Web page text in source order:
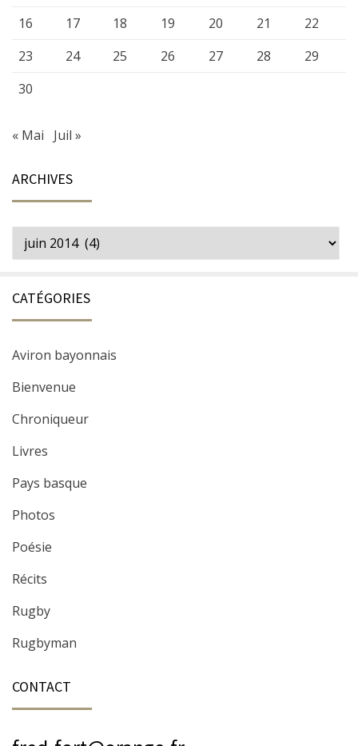
16
17 18 19 20 21
22
23
24 25 26 27 28
29
30
« Mai Juil »
ARCHIVES
Archives
CATÉGORIES
Aviron bayonnais
Bienvenue
Chroniqueur
Livres
Pays basque
Photos
Poésie
Récits
Rugby
Rugbyman
CONTACT